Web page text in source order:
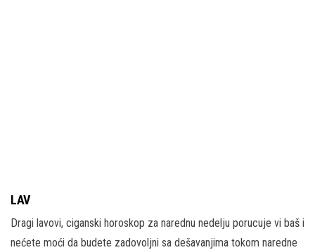
LAV
Dragi lavovi, ciganski horoskop za narednu nedelju porucuje vi baš i
nećete moći da budete zadovoljni sa dešavanjima tokom naredne